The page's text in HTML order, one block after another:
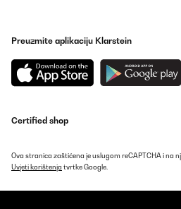
Preuzmite aplikaciju Klarstein
Certified shop
Ova stranica zaštićena je uslugom reCAPTCHA i na
Uvjeti korištenja tvrtke Google.